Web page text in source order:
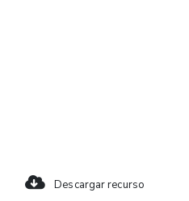
Descargar recurso